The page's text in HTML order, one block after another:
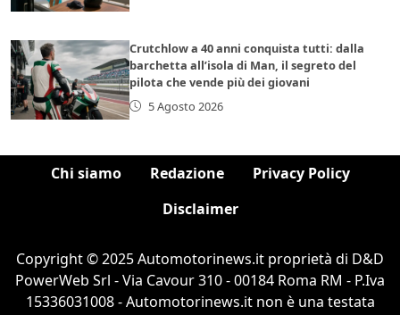
Crutchlow a 40 anni conquista tutti: dalla
barchetta all’isola di Man, il segreto del
pilota che vende più dei giovani
5 Agosto 2026
Chi siamo Redazione
Privacy Policy
Disclaimer
Copyright © 2025 Automotorinews.it proprietà di D&D
PowerWeb Srl - Via Cavour 310 - 00184 Roma RM - P.Iva
15336031008 - Automotorinews.it non è una testata